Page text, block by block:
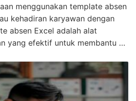
menggunakan template absen
kehadiran karyawan dengan
absen Excel adalah alat
yang efektif untuk membantu …